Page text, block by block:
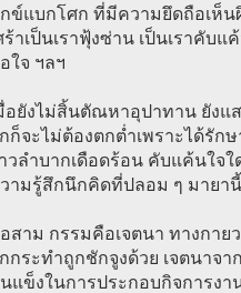
ข์แบกโศก ที่มีความยึดถือเห็นผิด
ร้าเป็นเราฟุ้งซ่าน เป็นเราคับ
ใจ ฯลฯ
อยังไม่สิ้นตัณหาอุปาทาน ยังแ
ก็จะไม่ต้องตกต่ำเพราะได้รัก
วลำบากเดือดร้อน คับแค้นใจ
ามรู้สึกนึกคิดที่ปลอม ๆ มายานี้
สาม กรรมคือเจตนา ทางกาย
กระทำถูกชักจูงด้วย เจตนาจ
แข็งในการประกอบกิจการงา